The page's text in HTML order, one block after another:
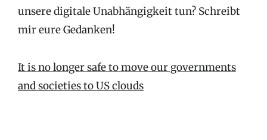
unsere digitale Unabhängigkeit tun? Schreibt
mir eure Gedanken!
It is no longer safe to move our governments
and societies to US clouds